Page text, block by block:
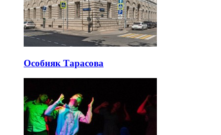
Особняк Тарасова